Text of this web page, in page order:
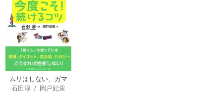
ムリはしない、ガマ
ンもしない 今度こ
石田淳 / 岡戸妃里